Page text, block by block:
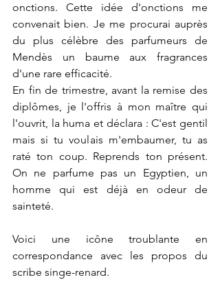
onctions. Cette idée d'onctions me
convenait bien. Je me procurai auprès
du plus célèbre des parfumeurs de
Mendès un baume aux fragrances
d'une rare efficacité.
En fin de trimestre, avant la remise des
diplômes, je l'offris à mon maître qui
l'ouvrit, la huma et déclara : C'est gentil
mais si tu voulais m'embaumer, tu as
raté ton coup. Reprends ton présent.
On ne parfume pas un Egyptien, un
homme qui est déjà en odeur de
sainteté.
Voici une icône troublante en
correspondance avec les propos du
scribe singe-renard.